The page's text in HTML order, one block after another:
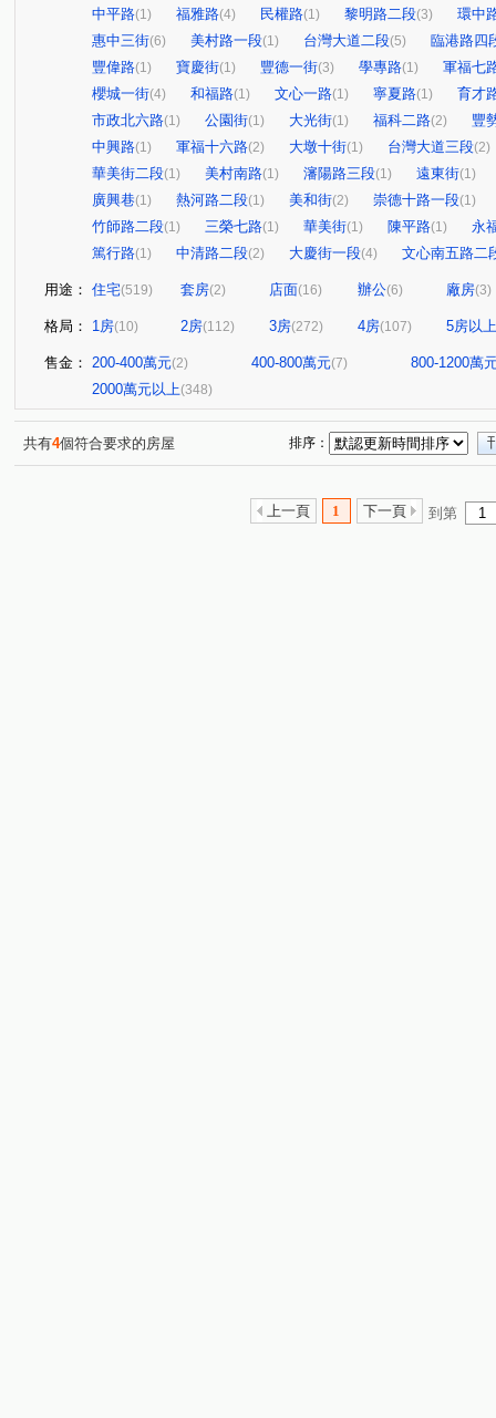
中平路(1) 福雅路(4) 民權路(1) 黎明路二段(3)
環中
惠中三街(6) 美村路一段(1) 台灣大道二段(5)
臨港路四
豐偉路(1) 寶慶街(1) 豐德一街(3) 學專路(1)
軍福七
櫻城一街(4) 和福路(1) 文心一路(1) 寧夏路(1)
育才
市政北六路(1) 公園街(1) 大光街(1) 福科二路(2)
豐
中興路(1) 軍福十六路(2) 大墩十街(1) 台灣大道三段(2)
華美街二段(1) 美村南路(1) 瀋陽路三段(1) 遠東街(1)
廣興巷(1) 熱河路二段(1) 美和街(2) 崇德十路一段(1)
竹師路二段(1) 三榮七路(1) 華美街(1) 陳平路(1)
永
篤行路(1) 中清路二段(2) 大慶街一段(4) 文心南五路二
用途： 住宅(519) 套房(2) 店面(16) 辦公(6) 廠房(3)
格局： 1房(10) 2房(112) 3房(272) 4房(107) 5房以上
售金： 200-400萬元(2) 400-800萬元(7)
800-1200萬
2000萬元以上(348)
共有4個符合要求的房屋 排序：
上一頁 1 下一頁 到第